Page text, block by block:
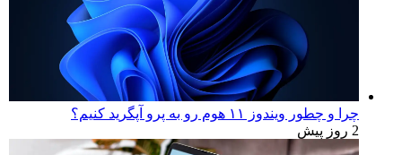
چرا و چطور ویندوز ۱۱ هوم رو به پرو آپگرید کنیم؟
2 روز پیش